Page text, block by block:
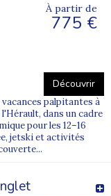
À partir de
775 €
Découvrir
vacances palpitantes à
dans un cadre
pour les 12–16
jetski et activités